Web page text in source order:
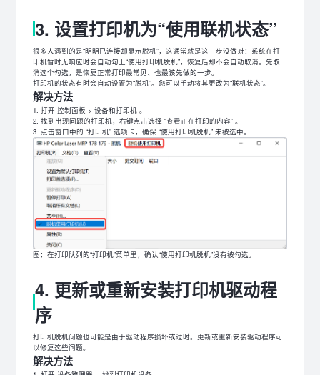
3. 设置打印机为“使用联机状态”
很多人遇到的是“明明已连接却显示脱机”，这通常就是这一步没做对：系统在打
印机暂时无响应时会自动勾上“使用打印机脱机”，恢复后却不会自动取消。先取
消这个勾选，是恢复正常打印最常见、也最该先做的一步。
打印机的状态有时会自动设置为“脱机”。您可以手动将其更改为“联机状态”。
解决方法
打开 控制面板 > 设备和打印机 。
找到出现问题的打印机，右键点击选择 “查看正在打印的内容” 。
点击窗口中的 “打印机” 选项卡，确保 “使用打印机脱机” 未被选中。
图：在打印队列的“打印机”菜单里，确认“使用打印机脱机”没有被勾选。
4. 更新或重新安装打印机驱动程
序
打印机脱机问题也可能是由于驱动程序损坏或过时。更新或重新安装驱动程序可
以修复这些问题。
解决方法